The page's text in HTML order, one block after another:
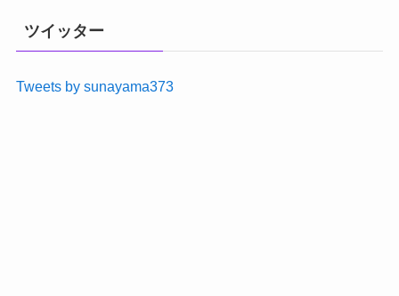
ツイッター
Tweets by sunayama373